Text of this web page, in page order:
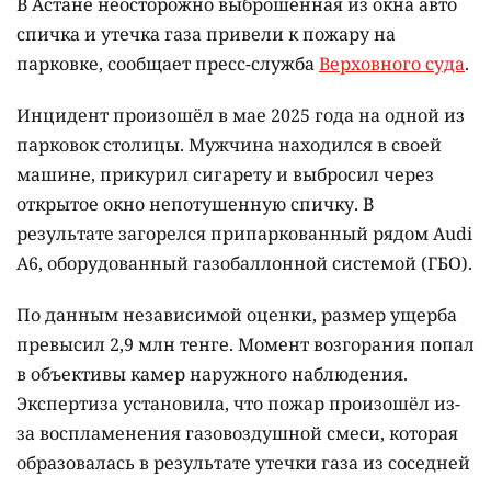
спичка и утечка газа привели к пожару на
парковке, сообщает пресс-службаВерховного суда.
Инцидент произошёл в мае 2025 года на одной из
парковок столицы. Мужчина находился в своей
машине, прикурил сигарету и выбросил через
открытое окно непотушенную спичку. В
результате загорелся припаркованный рядом Audi
A6, оборудованный газобаллонной системой (ГБО).
По данным независимой оценки, размер ущерба
превысил 2,9 млн тенге. Момент возгорания попал
в объективы камер наружного наблюдения.
Экспертиза установила, что пожар произошёл из-
за воспламенения газовоздушной смеси, которая
образовалась в результате утечки газа из соседней